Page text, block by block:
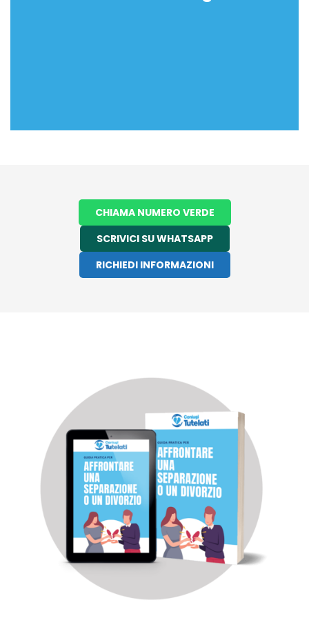
CHIAMA NUMERO VERDE
SCRIVICI SU WHATSAPP
RICHIEDI INFORMAZIONI